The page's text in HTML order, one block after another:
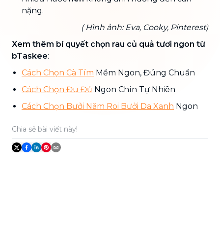
nặng.
( Hình ảnh: Eva, Cooky, Pinterest)
Xem thêm bí quyết chọn rau củ quả tươi ngon từ
bTaskee:
Cách Chọn Cà Tím Mềm Ngon, Đúng Chuẩn
Cách Chọn Đu Đủ Ngon Chín Tự Nhiên
Cách Chọn Bưởi Năm Roi Bưởi Da Xanh Ngon
Chia sẻ bài viết này!